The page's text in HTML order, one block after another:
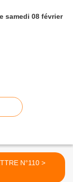
samedi 08 février
E LETTRE N°110 >